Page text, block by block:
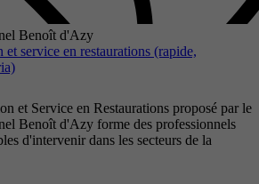
Benoît d'Azy
service en restaurations (rapide,
et Service en Restaurations proposé par le
Benoît d'Azy forme des professionnels
d'intervenir dans les secteurs de la